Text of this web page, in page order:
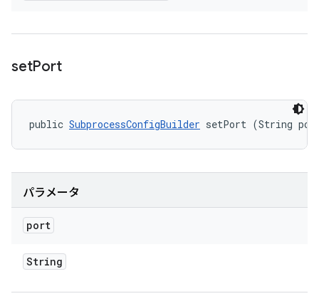
setPort
public SubprocessConfigBuilder setPort (String
パラメータ
port
String